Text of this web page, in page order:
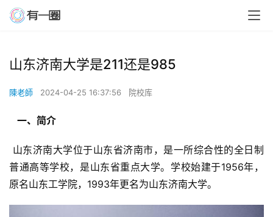
山东济南大学是211还是985
陳老師 2024-04-25 16:37:56 院校库
  一、简介
普通高等学校，是山东省重点大学。学校始建于1956年，
原名山东工学院，1993年更名为山东济南大学。